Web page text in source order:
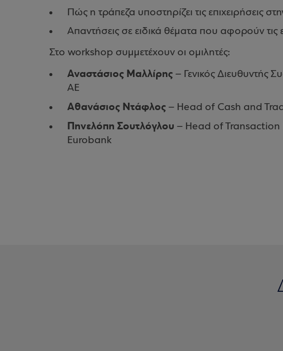
Πώς η τράπεζα υποστηρίζει τις επιχειρήσεις
Απαντήσεις σε ειδικά θέματα που αφορούν τις
Στο workshop συμμετέχουν οι ομιλητές:
Αναστάσιος Μαλλίρης – Γενικός Διευθυντής
ΑΕ
Αθανάσιος Ντάφλος – Head of Cash and
Πηνελόπη Σουτλόγλου – Head of
Eurobank